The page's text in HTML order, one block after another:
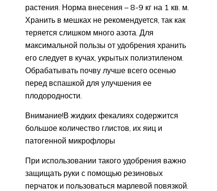
растения. Норма внесения – 8-9 кг на 1 кв. м.
Хранить в мешках не рекомендуется, так как
теряется слишком много азота. Для
максимальной пользы от удобрения хранить
его следует в кучах, укрытых полиэтиленом.
Обрабатывать почву лучше всего осенью
перед вспашкой для улучшения ее
плодородности.
Внимание!В жидких фекалиях содержится
большое количество глистов, их яиц и
патогенной микрофлоры
При использовании такого удобрения важно
защищать руки с помощью резиновых
перчаток и пользоваться марлевой повязкой.